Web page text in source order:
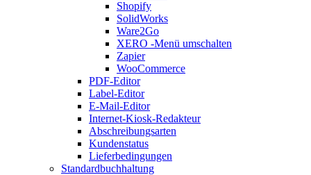
Shopify
SolidWorks
Ware2Go
XERO -Menü umschalten
Zapier
WooCommerce
PDF-Editor
Label-Editor
E-Mail-Editor
Internet-Kiosk-Redakteur
Abschreibungsarten
Kundenstatus
Lieferbedingungen
Standardbuchhaltung